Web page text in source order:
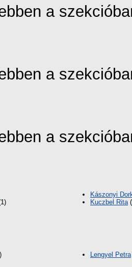
a
a
a
Kászonyi
Kuczbel Rita
Lengyel Petra